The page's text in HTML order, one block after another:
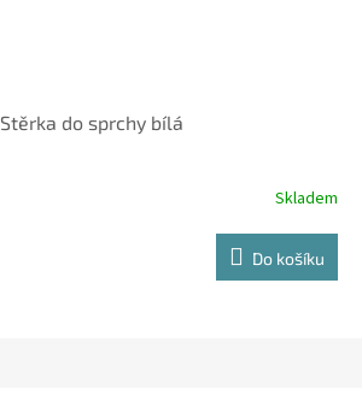
Stěrka do sprchy bílá
Skladem
Do košíku